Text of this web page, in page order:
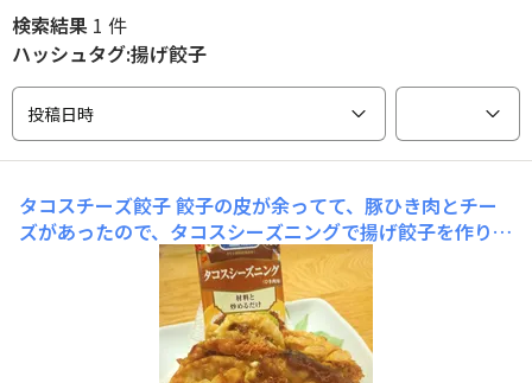
検索結果 1 件
ハッシュタグ:揚げ餃子
投稿日時
タコスチーズ餃子餃子の皮が余ってて、豚ひき肉とチー
ズがあったので、タコスシーズニングで揚げ餃子を作りま
した。 揚げたらあさりみたいに開いて焦りましたが、ス
パイシーでチーズトロリな餃子が出来ました。揚げたてお
いしー(´～｀)ﾓｸﾞﾓｸﾞ